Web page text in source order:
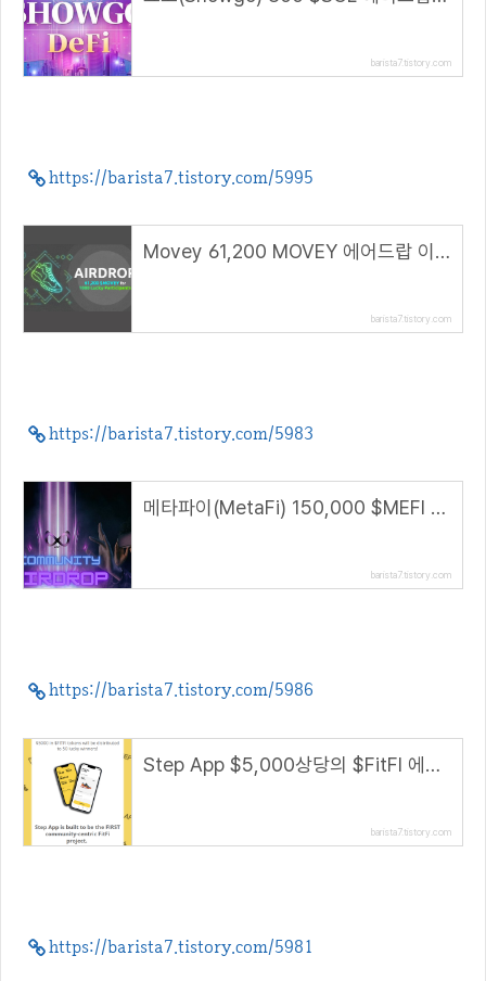
barista7.tistory.com
https://barista7.tistory.com/5995
Movey 61,200 MOVEY 에어드랍 이벤트
barista7.tistory.com
https://barista7.tistory.com/5983
메타파이(MetaFi) 150,000 $MEFI 에어드랍 이벤트
barista7.tistory.com
https://barista7.tistory.com/5986
Step App $5,000상당의 $FitFI 에어드랍(~4.25)
barista7.tistory.com
https://barista7.tistory.com/5981